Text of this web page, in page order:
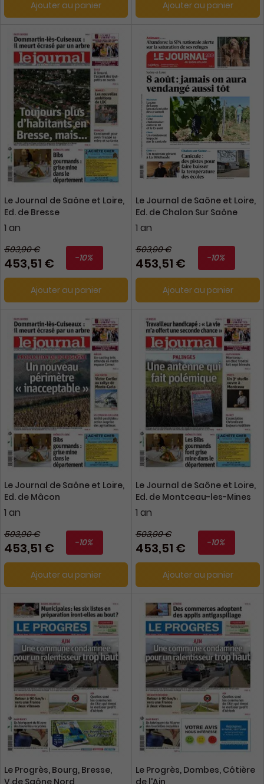
Ajouter au panier Ajouter au panier
Le Journal de Saône et Loire,
Ed. de Bresse
1 an
503,90 €
453,51 € -10%
Ajouter au panier
Le Journal de Saône et Loire,
Ed. de Chalon Sur Saône
1 an
503,90 €
453,51 € -10%
Ajouter au panier
Le Journal de Saône et Loire,
Ed. de Mâcon
1 an
503,90 €
453,51 € -10%
Ajouter au panier
Le Journal de Saône et Loire,
Ed. de Montceau-les-Mines
1 an
503,90 €
453,51 € -10%
Ajouter au panier
Le Progrès, Bourg, Bresse,
V.de Saône Nord
Le Progrès, Dombes, Côtière
de l'Ain